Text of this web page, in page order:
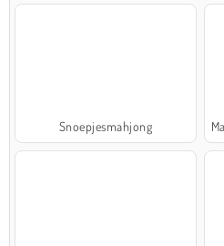
Snoepjesmahjong